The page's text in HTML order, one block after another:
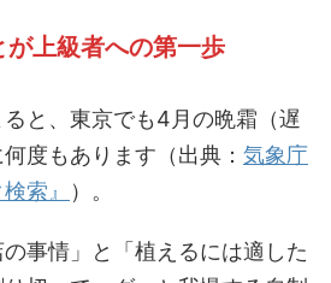
が上級者への第一歩
と、東京でも4月の晩霜（遅
度もあります（出典： 気象庁
索』
）。
の事情」と「植えるには適した